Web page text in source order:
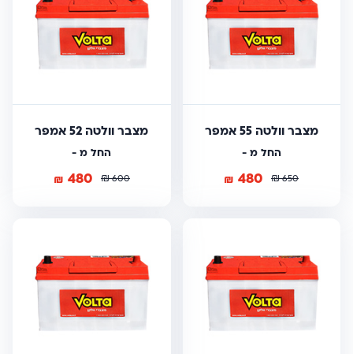
מצבר וולטה 55 אמפר
החל מ -
650
₪
480
₪
מצבר וולטה 52 אמפר
החל מ -
600
₪
480
₪